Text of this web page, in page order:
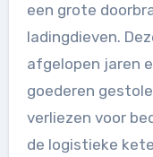
een grote
ladingdieven.
afgelopen jaren
goederen
verliezen voor
de logistieke